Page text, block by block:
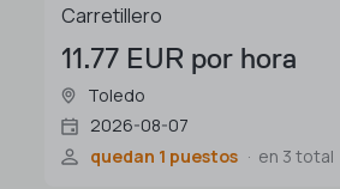
Carretillero
11.77 EUR por hora
Toledo
2026-08-07
quedan 1 puestos
en 3 total